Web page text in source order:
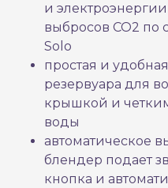
и
выбросов CO2 по
Solo
простая и
резервуара для
крышкой и
воды
автоматическое
блендер подает
кнопка и